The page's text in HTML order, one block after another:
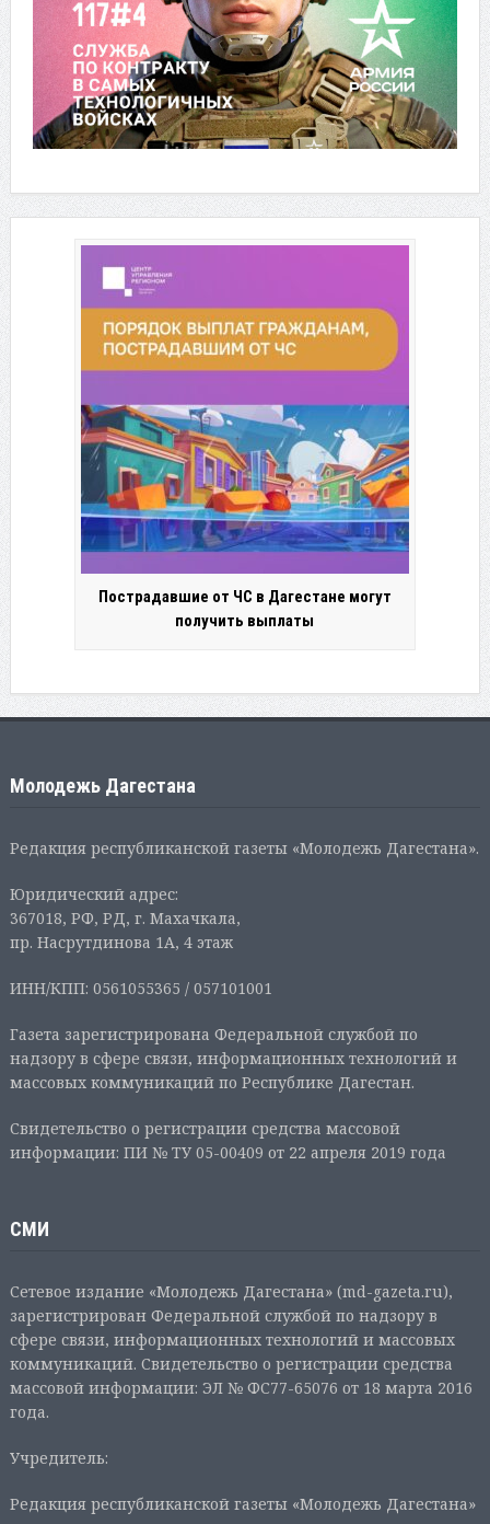
Пострадавшие от ЧС в Дагестане могут
получить выплаты
Молодежь Дагестана
Редакция республиканской газеты «Молодежь Дагестана».
Юридический адрес:
367018, РФ, РД, г. Махачкала,
пр. Насрутдинова 1А, 4 этаж
ИНН/КПП: 0561055365 / 057101001
Газета зарегистрирована Федеральной службой по
надзору в сфере связи, информационных технологий и
массовых коммуникаций по Республике Дагестан.
Свидетельство о регистрации средства массовой
информации: ПИ № ТУ 05-00409 от 22 апреля 2019 года
СМИ
Сетевое издание «Молодежь Дагестана» (md-gazeta.ru),
зарегистрирован Федеральной службой по надзору в
сфере связи, информационных технологий и массовых
коммуникаций. Свидетельство о регистрации средства
массовой информации: ЭЛ № ФС77-65076 от 18 марта 2016
года.
Учредитель:
Редакция республиканской газеты «Молодежь Дагестана»